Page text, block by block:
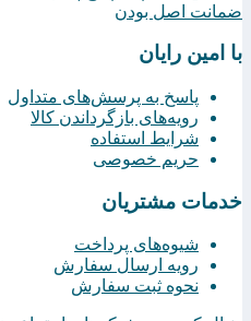
ضمانت اصل بودن
با امین رایان
پاسخ به پرسش‌های متداول
رویه‌های بازگرداندن کالا
شرایط استفاده
حریم خصوصی
خدمات مشتریان
شیوه‌های پرداخت
رویه ارسال سفارش
نحوه ثبت سفارش